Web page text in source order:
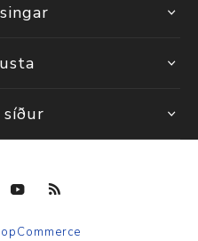
síður